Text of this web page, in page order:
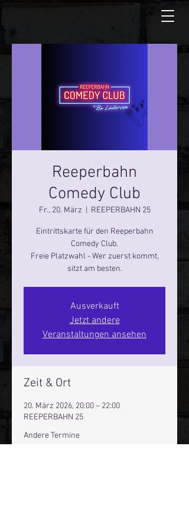
Reeperbahn
Comedy Club
Fr., 20. März REEPERBAHN 25
Eintrittskarte für den Reeperbahn
Comedy Club.
Freie Platzwahl - Wer zuerst kommt,
sitzt am besten.
Ausverkauft
Jetzt andere
Veranstaltungen ansehen
Zeit & Ort
20. März 2026, 20:00 – 22:00
REEPERBAHN 25
Andere Termine